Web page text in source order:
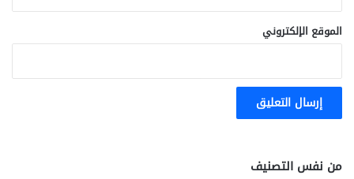
الموقع الإلكتروني
من نفس التصنيف